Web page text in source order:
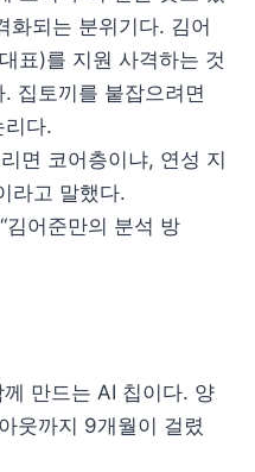
화되는 분위기다. 김어
표)를 지원 사격하는 것
집토끼를 붙잡으려면
리다.
면 코어층이냐, 연성 지
라고 말했다.
김어준만의 분석 방
만드는 AI 칩이다. 양
웃까지 9개월이 걸렸